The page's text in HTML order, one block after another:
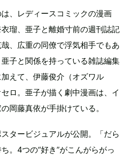
、レディースコミックの漫画
瑠、亜子と離婚寸前の週刊誌記
、広重の同僚で浮気相手でもあ
子と関係を持っている雑誌編集
えて、伊藤俊介（オズワル
ロ。亜子が描く劇中漫画は、イ
岡藤真依が手掛けている。
タービジュアルが公開。「だら
。4つの“好き”がこんがらがっ